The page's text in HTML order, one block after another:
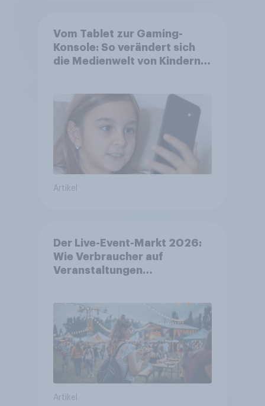
Vom Tablet zur Gaming-
Konsole: So verändert sich
die Medienwelt von Kindern
Artikel
Der Live-Event-Markt 2026:
Wie Verbraucher auf
Veranstaltungen
Artikel